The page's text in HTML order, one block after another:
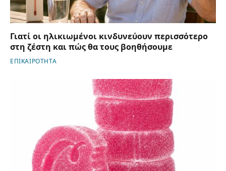
Γιατί οι ηλικιωμένοι κινδυνεύουν περισσότερο
στη ζέστη και πώς θα τους βοηθήσουμε
ΕΠΙΚΑΙΡΟΤΗΤΑ